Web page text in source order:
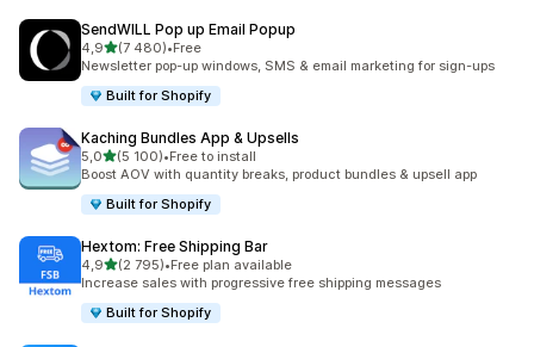
SendWILL Pop up Email Popup
4,9/ 5 tähteä
(7 480)
7480 arvostelua yhteensä
•Free
Newsletter pop-up windows, SMS & email marketing for sign-ups
Built for Shopify
Kaching Bundles App & Upsells
5,0/ 5 tähteä
(5 100)
5100 arvostelua yhteensä
•Free to install
Boost AOV with quantity breaks, product bundles & upsell app
Built for Shopify
Hextom: Free Shipping Bar
4,9/ 5 tähteä
(2 795)
2795 arvostelua yhteensä
•Free plan available
Increase sales with progressive free shipping messages
Built for Shopify